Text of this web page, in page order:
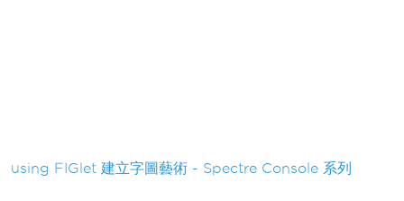
using FIGlet 建立字圖藝術 - Spectre Console 系列